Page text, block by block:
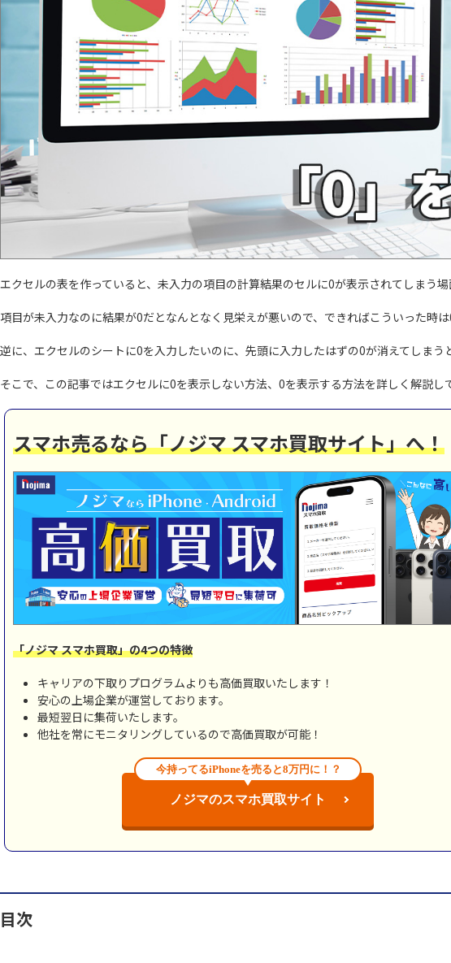
エクセルの表を作っていると、未入力の項目の計算結果のセルに0が表示されてしまう場
項目が未入力なのに結果が0だとなんとなく見栄えが悪いので、できればこういった時は
逆に、エクセルのシートに0を入力したいのに、先頭に入力したはずの0が消えてしまう
そこで、この記事ではエクセルに0を表示しない方法、0を表示する方法を詳しく解説し
スマホ売るなら「ノジマ スマホ買取サイト」へ！
「ノジマ スマホ買取」の4つの特徴
キャリアの下取りプログラムよりも高価買取いたします！
安心の上場企業が運営しております。
最短翌日に集荷いたします。
他社を常にモニタリングしているので高価買取が可能！
今持ってるiPhoneを売ると8万円に！？
ノジマのスマホ買取サイト
目次